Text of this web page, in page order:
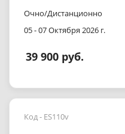
Очно/Дистанционно
05 - 07 Октября 2026 г.
39 900 руб.
Код - ES110v